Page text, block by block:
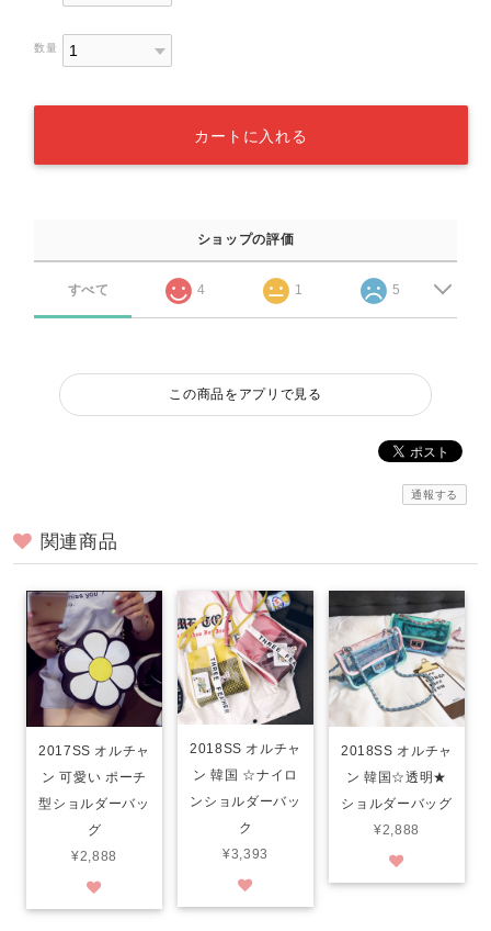
数量
カートに入れる
ショップの評価
すべて 4 1 5
この商品をアプリで見る
通報する
関連商品
2017SS オルチャ
ン 可愛い ポーチ
型ショルダーバッ
グ
¥2,888
2018SS オルチャ
ン 韓国 ☆ナイロ
ンショルダーバッ
ク
¥3,393
2018SS オルチャ
ン 韓国☆透明★
ショルダーバッグ
¥2,888